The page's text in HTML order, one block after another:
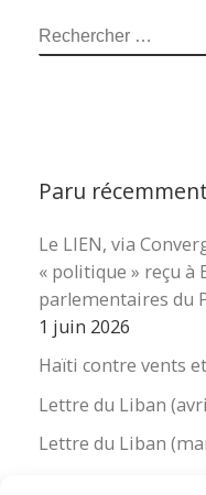
RECHERCHER
Paru récemment
Le LIEN, via
« politique » reçu à
parlementaires du
1 juin 2026
Haïti contre vents
Lettre du Liban
Lettre du Liban
La revue «